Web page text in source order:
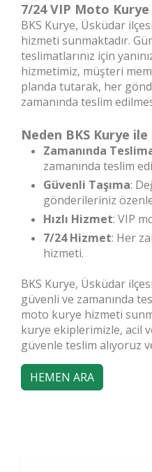
7/24 VIP Moto
BKS Kurye, Üsküdar
hizmeti sunmaktadır.
teslimatlarınız için
hizmetimiz, müşteri
planda tutarak, her
zamanında teslim
Neden BKS Kurye ile
Zamanında
zamanında teslim
Güvenli Taşıma:
gönderileriniz özenle
Hızlı Hizmet: VIP
7/24 Hizmet: Her
hizmeti.
BKS Kurye, Üsküdar
güvenli ve zamanında
moto kurye hizmeti
kurye ekiplerimizle, acil
güvenle teslim alıyoruz
HEMEN ARA